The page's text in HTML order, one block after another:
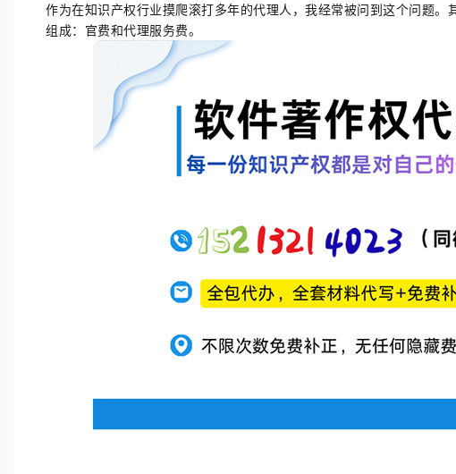
作为在知识产权行业摸爬滚打多年的代理人，我经常被问到这个问题
组成：官费和代理服务费。